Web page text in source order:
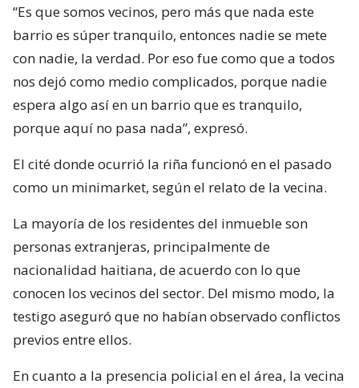
“Es que somos vecinos, pero más que nada este
barrio es súper tranquilo, entonces nadie se mete
con nadie, la verdad. Por eso fue como que a todos
nos dejó como medio complicados, porque nadie
espera algo así en un barrio que es tranquilo,
porque aquí no pasa nada”, expresó.
El cité donde ocurrió la riña funcionó en el pasado
como un minimarket, según el relato de la vecina.
La mayoría de los residentes del inmueble son
personas extranjeras, principalmente de
nacionalidad haitiana, de acuerdo con lo que
conocen los vecinos del sector. Del mismo modo, la
testigo aseguró que no habían observado conflictos
previos entre ellos.
En cuanto a la presencia policial en el área, la vecina